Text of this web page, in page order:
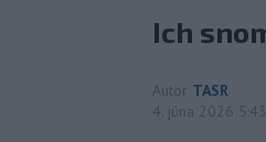
Ich
Autor TASR
4. júna 2026 5:43